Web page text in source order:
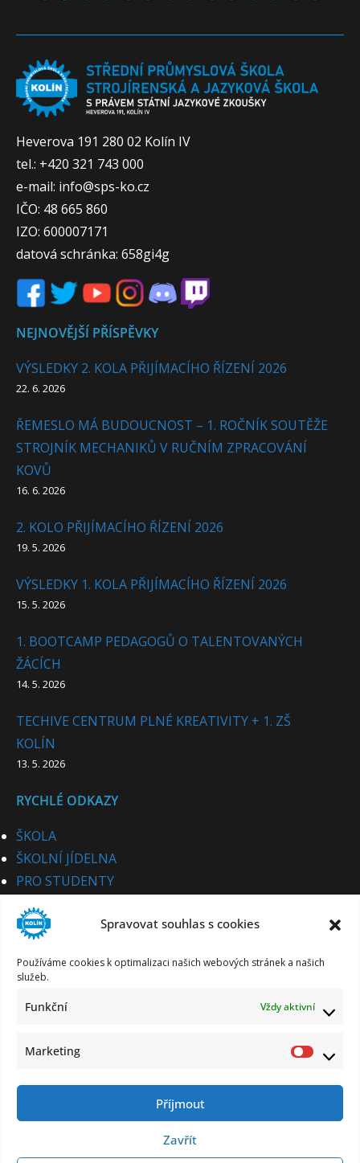
Spravovat souhlas s cookies
Používáme cookies k optimalizaci našich webových stránek a našich
služeb.
Funkční Vždy aktivní
Marketing
Příjmout
Zavřít
Heverova 191 280 02 Kolín IV
tel.: +420 321 743 000
e-mail: info@sps-ko.cz
IČO: 48 665 860
IZO: 600007171
datová schránka: 658gi4g
NEJNOVĚJŠÍ PŘÍSPĚVKY
VÝSLEDKY 2. KOLA PŘIJÍMACÍHO ŘÍZENÍ 2026
22. 6. 2026
ŘEMESLO MÁ BUDOUCNOST – 1. ROČNÍK SOUTĚŽE
STROJNÍK MECHANIKŮ V RUČNÍM ZPRACOVÁNÍ
KOVŮ
16. 6. 2026
2. KOLO PŘIJÍMACÍHO ŘÍZENÍ 2026
19. 5. 2026
VÝSLEDKY 1. KOLA PŘIJÍMACÍHO ŘÍZENÍ 2026
15. 5. 2026
1. BOOTCAMP PEDAGOGŮ O TALENTOVANÝCH
ŽÁCÍCH
14. 5. 2026
TECHIVE CENTRUM PLNÉ KREATIVITY + 1. ZŠ
KOLÍN
13. 5. 2026
RYCHLÉ ODKAZY
ŠKOLA
ŠKOLNÍ JÍDELNA
PRO STUDENTY
PRO UCHAZEČE
STUDIJNÍ OBORY
PRO PARTNERY
KONTAKT
Zásady ochrany osobních údajů